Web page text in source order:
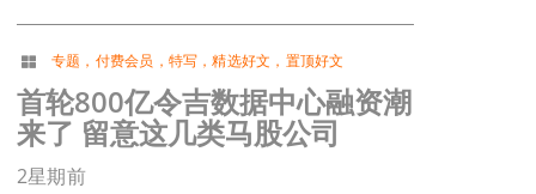
专题 ， 付费会员 ， 特写 ，精选好文 ， 置顶好文
首轮800亿令吉数据中心融资潮
来了 留意这几类马股公司
2星期前